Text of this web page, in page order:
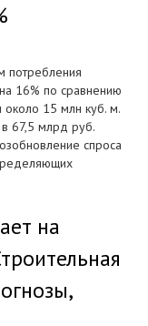
потребления
16% по сравнению
около 15 млн куб. м.
67,5 млрд руб.
спроса
на